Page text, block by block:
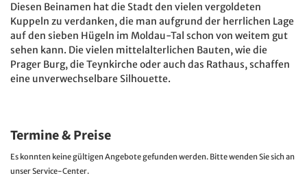
Diesen Beinamen hat die Stadt den vielen vergoldeten
Kuppeln zu verdanken, die man aufgrund der herrlichen Lage
auf den sieben Hügeln im Moldau-Tal schon von weitem gut
sehen kann. Die vielen mittelalterlichen Bauten, wie die
Prager Burg, die Teynkirche oder auch das Rathaus, schaffen
eine unverwechselbare Silhouette.
Termine & Preise
Es konnten keine gültigen Angebote gefunden werden. Bitte wenden Sie sich an
unser Service-Center.